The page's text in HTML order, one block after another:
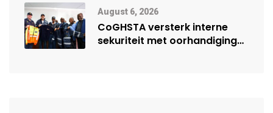
August 6, 2026
CoGHSTA versterk interne
sekuriteit met oorhandiging